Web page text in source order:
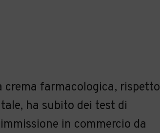
crema farmacologica, rispetto
ha subito dei test di
in commercio da